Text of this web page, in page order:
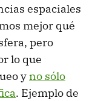
espaciales
mejor qué
pero
lo que
yno sólo
. Ejemplo de